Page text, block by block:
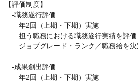
【評価制度】
-職務遂行評価
年2回（上期・下期）実施
担う職務における職務遂行実績を評価
ジョブグレード・ランク／職務給を決
-成果創出評価
年2回（上期・下期）実施